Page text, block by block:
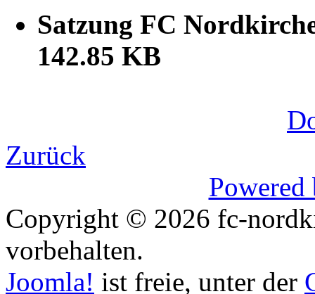
Satzung FC
142.85 KB
Zurück
Copyright © 2026 fc-
vorbehalten.
Joomla! ist freie, unter der